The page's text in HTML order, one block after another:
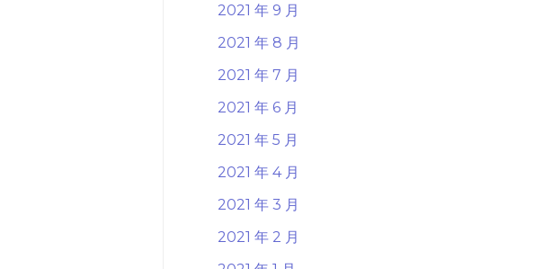
2021 年 9 月
2021 年 8 月
2021 年 7 月
2021 年 6 月
2021 年 5 月
2021 年 4 月
2021 年 3 月
2021 年 2 月